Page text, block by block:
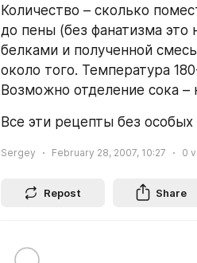
Количество – сколько
до пены (без фанатизма
белками и полученной
около того. Температура
Возможно отделение сока –
Все эти рецепты без
Sergey February 28, 2007, 10:27 0
Repost Share